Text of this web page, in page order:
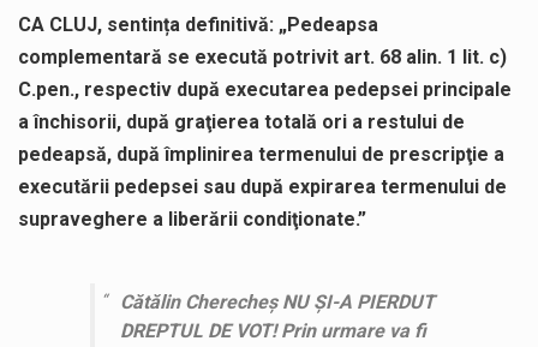
CA CLUJ, sentința definitivă: „Pedeapsa
complementară se execută potrivit art. 68 alin. 1 lit. c)
C.pen., respectiv după executarea pedepsei principale
a închisorii, după graţierea totală ori a restului de
pedeapsă, după împlinirea termenului de prescripţie a
executării pedepsei sau după expirarea termenului de
supraveghere a liberării condiţionate.”
Cătălin Cherecheș NU ȘI-A PIERDUT
DREPTUL DE VOT! Prin urmare va fi